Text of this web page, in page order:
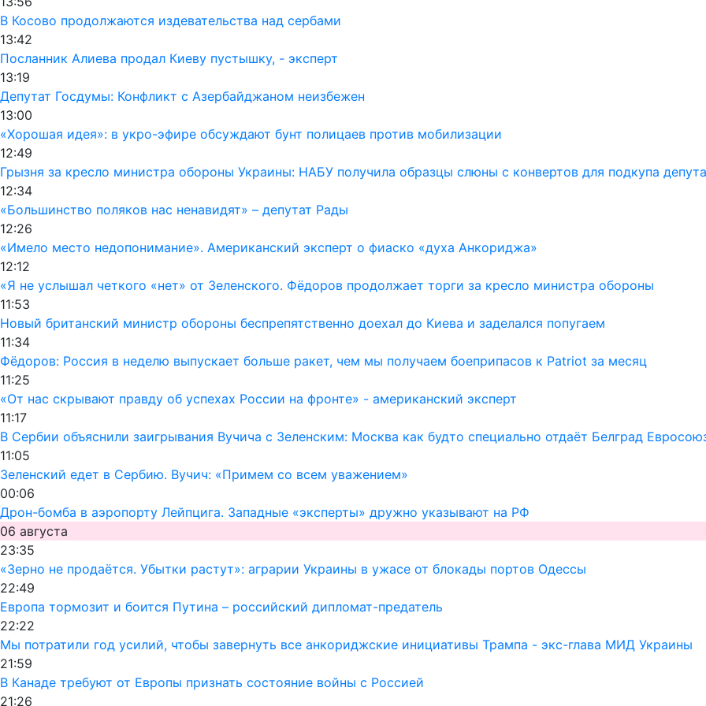
В Косово продолжаются издевательства над сербами
13:42
Посланник Алиева продал Киеву пустышку, - эксперт
13:19
Депутат Госдумы: Конфликт с Азербайджаном неизбежен
13:00
«Хорошая идея»: в укро-эфире обсуждают бунт полицаев против мобилизации
12:49
Грызня за кресло министра обороны Украины: НАБУ получила образцы слюны с конвертов для подкупа
12:34
«Большинство поляков нас ненавидят» – депутат Рады
12:26
«Имело место недопонимание». Американский эксперт о фиаско «духа Анкориджа»
12:12
«Я не услышал четкого «нет» от Зеленского. Фёдоров продолжает торги за кресло министра обороны
11:53
Новый британский министр обороны беспрепятственно доехал до Киева и заделался попугаем
11:34
Фёдоров: Россия в неделю выпускает больше ракет, чем мы получаем боеприпасов к Patriot за месяц
11:25
«От нас скрывают правду об успехах России на фронте» - американский эксперт
11:17
В Сербии объяснили заигрывания Вучича с Зеленским: Москва как будто специально отдаёт Белград
11:05
Зеленский едет в Сербию. Вучич: «Примем со всем уважением»
00:06
Дрон-бомба в аэропорту Лейпцига. Западные «эксперты» дружно указывают на РФ
06 августа
23:35
«Зерно не продаётся. Убытки растут»: аграрии Украины в ужасе от блокады портов Одессы
22:49
Европа тормозит и боится Путина – российский дипломат-предатель
22:22
Мы потратили год усилий, чтобы завернуть все анкориджские инициативы Трампа - экс-глава МИД Украины
21:59
В Канаде требуют от Европы признать состояние войны с Россией
21:26